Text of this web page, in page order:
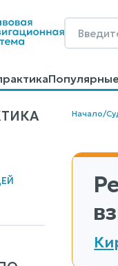
материалы
Начало/